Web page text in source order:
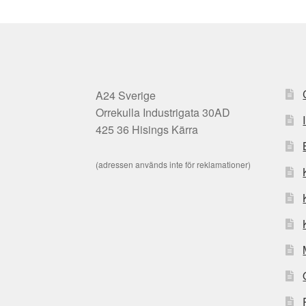
A24 Sverige
Orrekulla Industrigata 30AD
425 36 Hisings Kärra
(adressen används inte för reklamationer)